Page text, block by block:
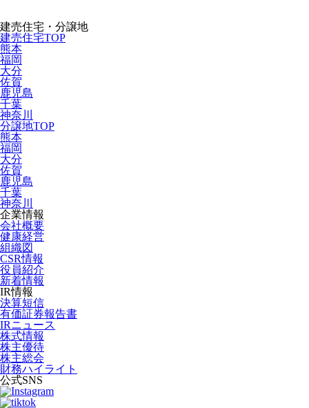
建売住宅・分譲地
建売住宅TOP
熊本
福岡
大分
佐賀
鹿児島
千葉
神奈川
分譲地TOP
熊本
福岡
大分
佐賀
鹿児島
千葉
神奈川
企業情報
会社概要
健康経営
組織図
CSR情報
役員紹介
新着情報
IR情報
決算短信
有価証券報告書
IRニュース
株式情報
株主優待
株主総会
財務ハイライト
公式SNS